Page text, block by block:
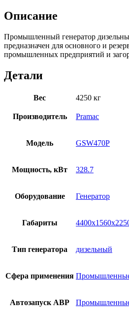
Описание
Промышленный генератор
предназначен для основного и
промышленных предприятий и
Детали
Вес 4250 кг
Производитель Pramac
Модель GSW470P
Мощность, кВт 328.7
Оборудование Генератор
Габариты
Тип генератора дизельный
Сфера применения
Автозапуск АВР